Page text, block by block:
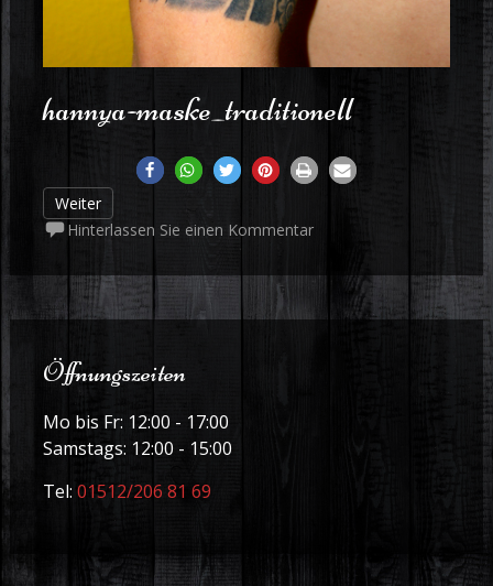
hannya-maske_traditionell
Weiter
Hinterlassen Sie einen Kommentar
Öffnungszeiten
Mo bis Fr: 12:00 - 17:00
Samstags: 12:00 - 15:00
Tel: 01512/206 81 69